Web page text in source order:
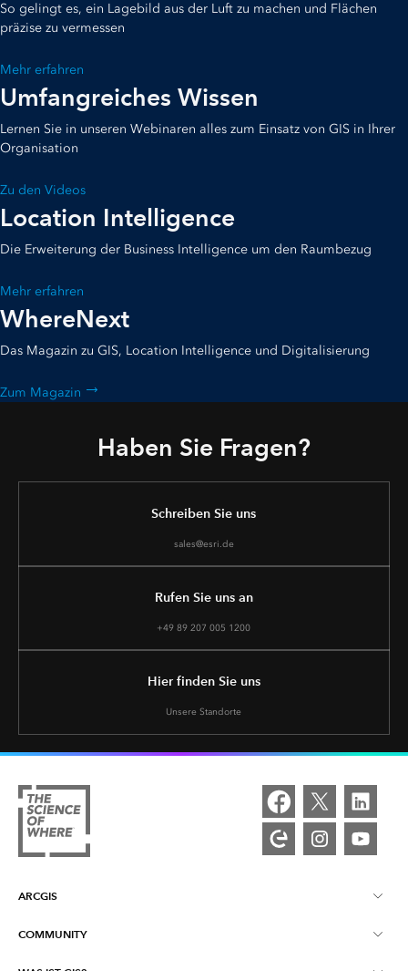
So gelingt es, ein Lagebild aus der Luft zu machen und Flächen
präzise zu vermessen
Mehr erfahren
Umfangreiches Wissen
Lernen Sie in unseren Webinaren alles zum Einsatz von GIS in Ihrer
Organisation
Zu den Videos
Location Intelligence
Die Erweiterung der Business Intelligence um den Raumbezug
Mehr erfahren
WhereNext
Das Magazin zu GIS, Location Intelligence und Digitalisierung
Zum Magazin
Haben Sie Fragen?
Schreiben Sie uns
sales@esri.de
Rufen Sie uns an
+49 89 207 005 1200
Hier finden Sie uns
Unsere Standorte
ARCGIS
Über ArcGIS
COMMUNITY